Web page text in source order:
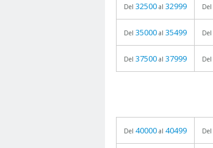
Del 32500 al 32999 Del
Del 35000 al 35499 Del
Del 37500 al 37999 Del
Del 40000 al 40499 Del